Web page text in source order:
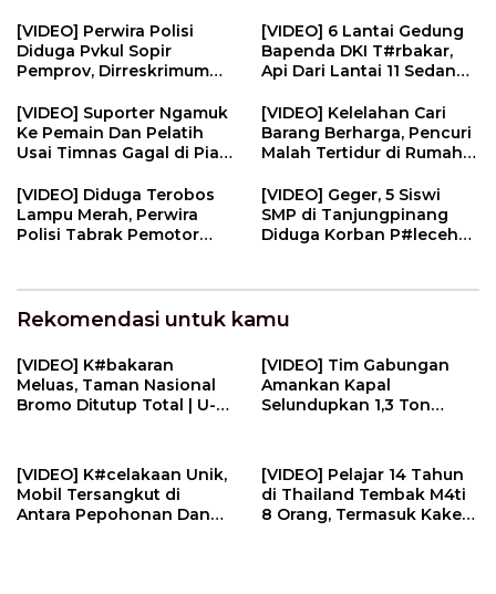
[VIDEO] Perwira Polisi
Diduga Pvkul Sopir
Pemprov, Dirreskrimum
Video Dipotong | U-NEWS
[VIDEO] 6 Lantai Gedung
Bapenda DKI T#rbakar,
Api Dari Lantai 11 Sedang
[VIDEO] Suporter Ngamuk
Ke Pemain Dan Pelatih
Usai Timnas Gagal di Piala
[VIDEO] Kelelahan Cari
Barang Berharga, Pencuri
Malah Tertidur di Rumah
[VIDEO] Diduga Terobos
Lampu Merah, Perwira
Polisi Tabrak Pemotor
[VIDEO] Geger, 5 Siswi
SMP di Tanjungpinang
Diduga Korban P#lecehan
Rekomendasi untuk kamu
[VIDEO] K#bakaran
Meluas, Taman Nasional
Bromo Ditutup Total | U-
[VIDEO] Tim Gabungan
Amankan Kapal
Selundupkan 1,3 Ton
[VIDEO] K#celakaan Unik,
Mobil Tersangkut di
Antara Pepohonan Dan
[VIDEO] Pelajar 14 Tahun
di Thailand Tembak M4ti
8 Orang, Termasuk Kakek